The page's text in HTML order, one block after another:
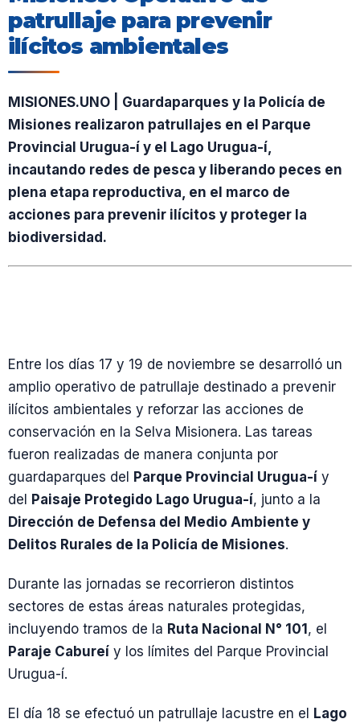
patrullaje para prevenir
ilícitos ambientales
MISIONES.UNO | Guardaparques y la Policía de
Misiones realizaron patrullajes en el Parque
Provincial Urugua-í y el Lago Urugua-í,
incautando redes de pesca y liberando peces en
plena etapa reproductiva, en el marco de
acciones para prevenir ilícitos y proteger la
biodiversidad.
Entre los días 17 y 19 de noviembre se desarrolló un
amplio operativo de patrullaje destinado a prevenir
ilícitos ambientales y reforzar las acciones de
conservación en la Selva Misionera. Las tareas
fueron realizadas de manera conjunta por
guardaparques del Parque Provincial Urugua-í y
del Paisaje Protegido Lago Urugua-í, junto a la
Dirección de Defensa del Medio Ambiente y
Delitos Rurales de la Policía de Misiones.
Durante las jornadas se recorrieron distintos
sectores de estas áreas naturales protegidas,
incluyendo tramos de la Ruta Nacional N° 101 , el
Paraje Cabureí y los límites del Parque Provincial
Urugua-í.
El día 18 se efectuó un patrullaje lacustre en el
Lago